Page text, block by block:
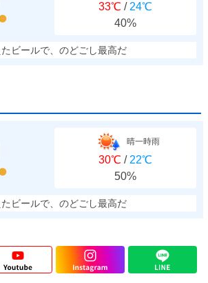
33℃ / 24℃
40%
ビールで、のどごし最高だ
晴一時雨
30℃ / 22℃
50%
ビールで、のどごし最高だ